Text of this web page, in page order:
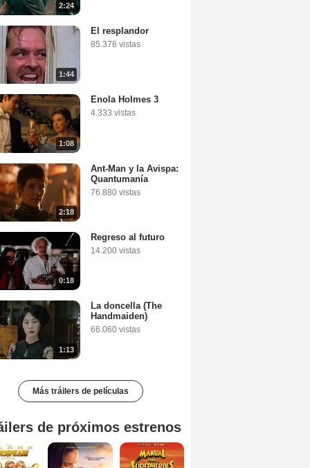
2:24
1:44
El resplandor
85.376 vistas
1:08
Enola Holmes 3
4.333 vistas
2:18
Ant-Man y la Avispa:
Quantumanía
76.880 vistas
0:18
Regreso al futuro
14.200 vistas
1:13
La doncella (The
Handmaiden)
66.060 vistas
Más tráilers de películas
de próximos estrenos
Marsupilami Tráiler Kangaroo: Una aventura en Australia Tráiler Manual para superhéroes: La máscara roja Tráiler